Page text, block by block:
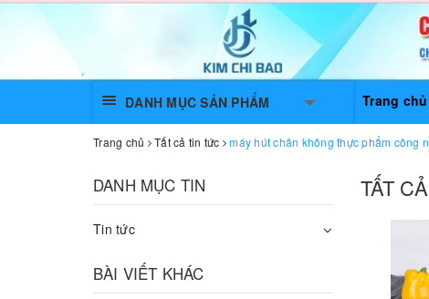
DANH MỤC SẢN PHẨM Trang chủ
Trang chủ Tất cả tin tức máy hút chân không thực phẩm công
TẤT
DANH MỤC TIN
Tin tức
BÀI VIẾT KHÁC